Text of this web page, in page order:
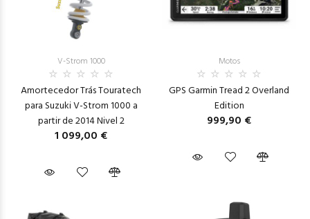
V-Strom 1000
Amortecedor Trás Touratech
para Suzuki V-Strom 1000 a
partir de 2014 Nivel 2
1 099,00 €
Motos
GPS Garmin Tread 2 Overland
Edition
999,90 €